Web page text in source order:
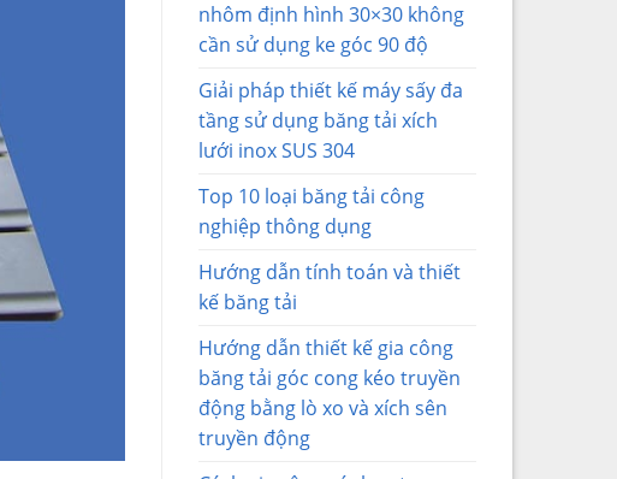
nhôm định hình 30×30 không
cần sử dụng ke góc 90 độ
Giải pháp thiết kế máy sấy đa
tầng sử dụng băng tải xích
lưới inox SUS 304
Top 10 loại băng tải công
nghiệp thông dụng
Hướng dẫn tính toán và thiết
kế băng tải
Hướng dẫn thiết kế gia công
băng tải góc cong kéo truyền
động bằng lò xo và xích sên
truyền động